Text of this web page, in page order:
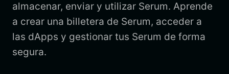
almacenar, enviar y utilizar Serum. Aprende
a crear una billetera de Serum, acceder a
las dApps y gestionar tus Serum de forma
segura.